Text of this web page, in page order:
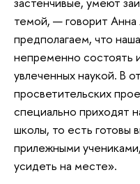
темой, — говорит
предполагаем, что
непременно состоять
увлеченных наукой. В
просветительских
специально приходят
школы, то есть готовы
прилежными
усидеть на месте».